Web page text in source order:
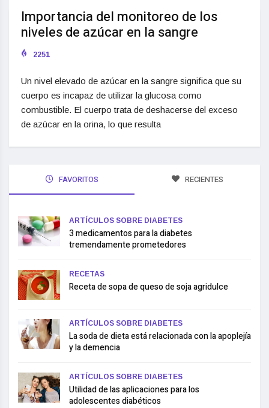
Importancia del monitoreo de los
niveles de azúcar en la sangre
2251
Un nivel elevado de azúcar en la sangre significa que su
cuerpo es incapaz de utilizar la glucosa como
combustible. El cuerpo trata de deshacerse del exceso
de azúcar en la orina, lo que resulta
FAVORITOS RECIENTES
ARTÍCULOS SOBRE DIABETES
3 medicamentos para la diabetes
tremendamente prometedores
RECETAS
Receta de sopa de queso de soja agridulce
ARTÍCULOS SOBRE DIABETES
La soda de dieta está relacionada con la apoplejía
y la demencia
ARTÍCULOS SOBRE DIABETES
Utilidad de las aplicaciones para los
adolescentes diabéticos